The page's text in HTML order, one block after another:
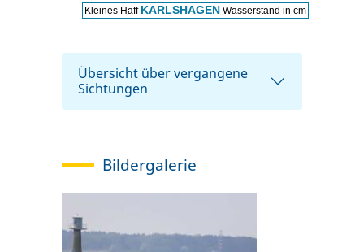
Übersicht über vergangene
Sichtungen
Bildergalerie